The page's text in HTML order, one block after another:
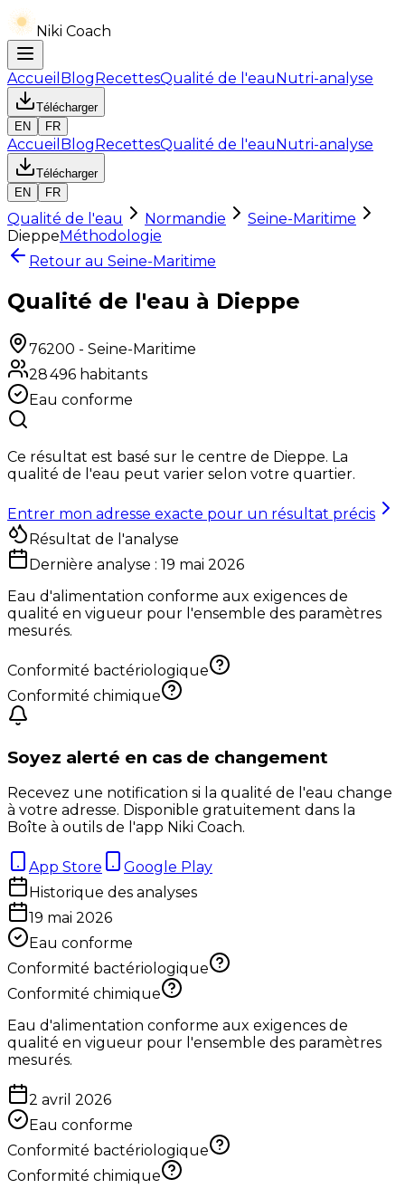
Niki Coach
Accueil BlogRecettesQualité de l'eauNutri-analyse
Télécharger
EN
FR
Accueil BlogRecettesQualité de l'eauNutri-analyse
Télécharger
EN
FR
Qualité de l'eau Normandie
Seine-Maritime
DieppeMéthodologie
Retour au Seine-Maritime
Qualité de l'eau à Dieppe
76200 - Seine-Maritime
28 496 habitants
Eau conforme
Ce résultat est basé sur le centre de Dieppe. La
qualité de l'eau peut varier selon votre quartier.
Entrer mon adresse exacte pour un résultat précis
Résultat de l'analyse
Dernière analyse : 19 mai 2026
Eau d'alimentation conforme aux exigences de
qualité en vigueur pour l'ensemble des paramètres
mesurés.
Conformité bactériologique
Conformité chimique
Soyez alerté en cas de changement
Recevez une notification si la qualité de l'eau change
à votre adresse. Disponible gratuitement dans la
Boîte à outils de l'app Niki Coach.
App Store
Google Play
Historique des analyses
19 mai 2026
Eau conforme
Conformité bactériologique
Conformité chimique
Eau d'alimentation conforme aux exigences de
qualité en vigueur pour l'ensemble des paramètres
mesurés.
2 avril 2026
Eau conforme
Conformité bactériologique
Conformité chimique